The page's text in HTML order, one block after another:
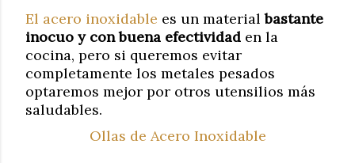
El acero inoxidable es un materialbastante
inocuo y con buena efectividad en la
cocina, pero si queremos evitar
completamente los metales pesados
optaremos mejor por otros utensilios más
saludables.
Ollas de Acero Inoxidable